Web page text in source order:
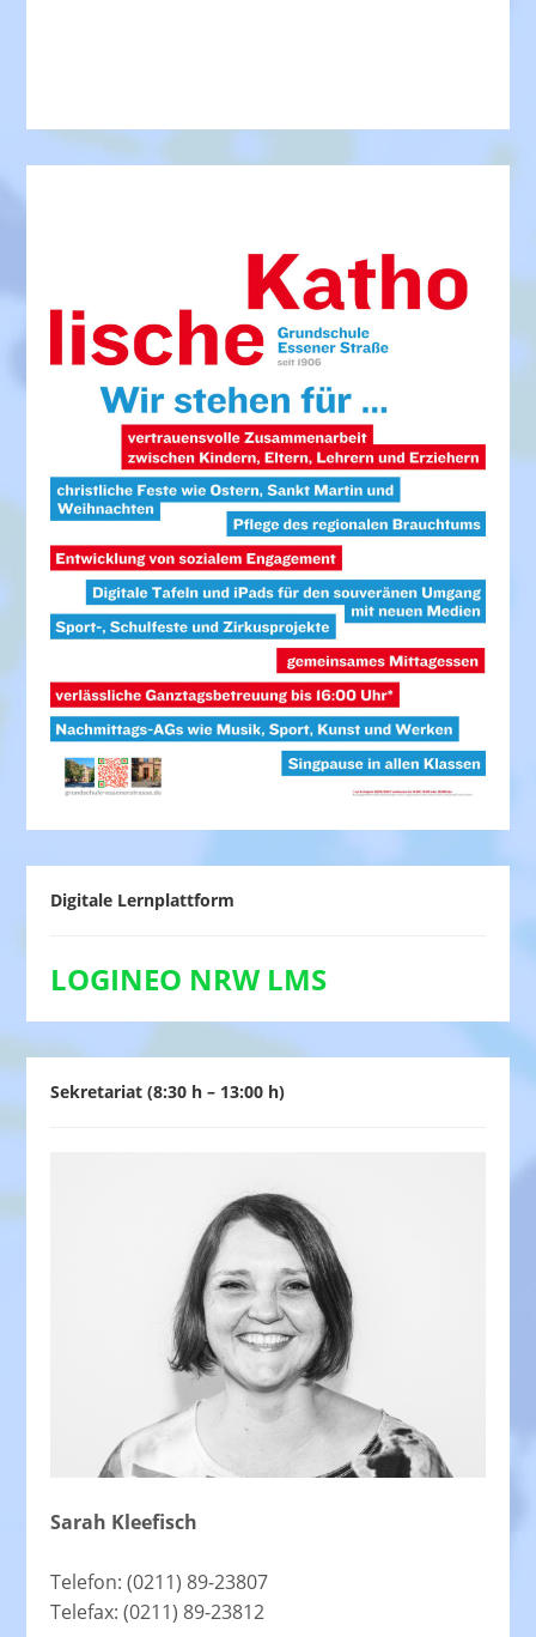
Digitale Lernplattform
LOGINEO NRW LMS
Sekretariat (8:30 h – 13:00 h)
Sarah Kleefisch
Telefon: (0211) 89-23807
Telefax: (0211) 89-23812